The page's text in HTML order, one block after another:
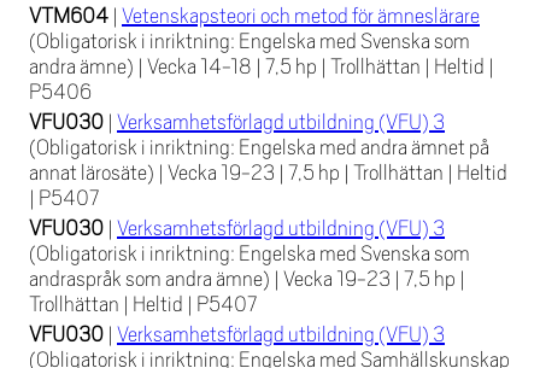
VTM604 | Vetenskapsteori och metod för ämneslärare
(Obligatorisk i inriktning: Engelska med Svenska som
andra ämne) | Vecka 14-18 | 7,5 hp | Trollhättan | Heltid |
P5406
VFU030 | Verksamhetsförlagd utbildning (VFU) 3
(Obligatorisk i inriktning: Engelska med andra ämnet på
annat lärosäte) | Vecka 19-23 | 7,5 hp | Trollhättan | Heltid
| P5407
VFU030 | Verksamhetsförlagd utbildning (VFU) 3
(Obligatorisk i inriktning: Engelska med Svenska som
andraspråk som andra ämne) | Vecka 19-23 | 7,5 hp |
Trollhättan | Heltid | P5407
VFU030 | Verksamhetsförlagd utbildning (VFU) 3
(Obligatorisk i inriktning: Engelska med Samhällskunskap